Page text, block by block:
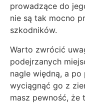
prowadzące do
nie są tak mocno
szkodników.
Warto zwrócić
podejrzanych
nagle więdną, a po
wyciągnąć go z
masz pewność, że